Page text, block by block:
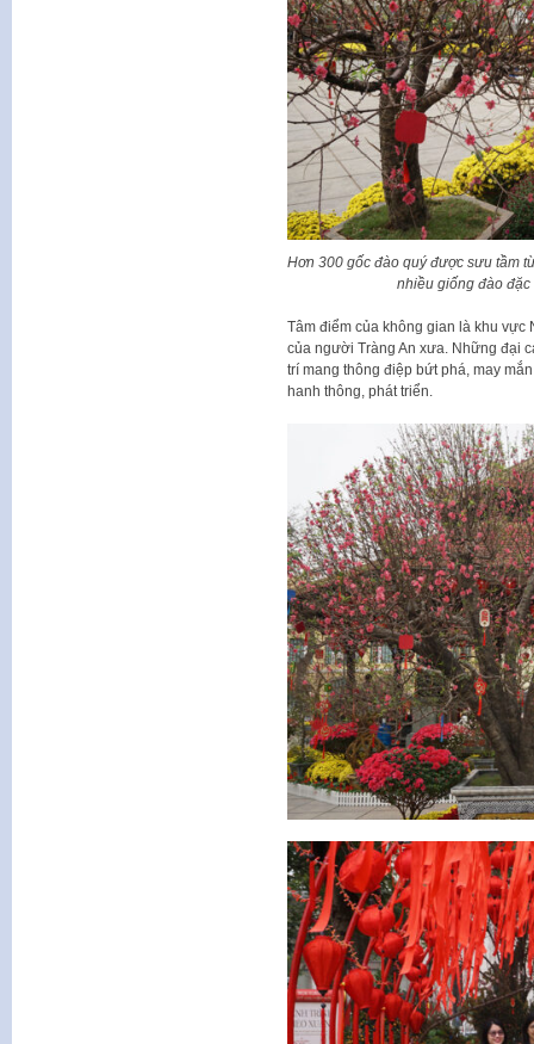
Hơn 300 gốc đào quý được sưu tầm
nhiều giống đào
Tâm điểm của không gian là khu vực
của người Tràng An xưa. Những đại
trí mang thông điệp bứt phá, may
hanh thông, phát triển.